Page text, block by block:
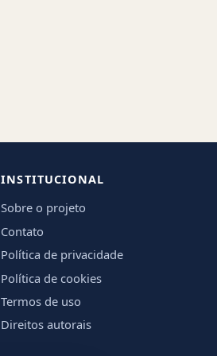
INSTITUCIONAL
Sobre o projeto
Contato
Política de privacidade
Política de cookies
Termos de uso
Direitos autorais